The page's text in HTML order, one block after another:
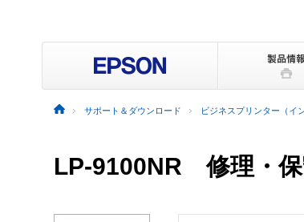
サポート＆ダウンロード ビジネスプリンター（イ
LP-9100NR 修理・保